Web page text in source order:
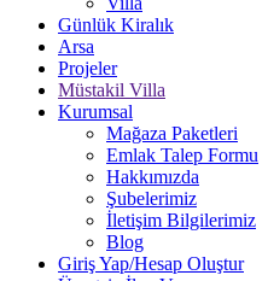
Günlük Kiralık
Arsa
Projeler
Müstakil Villa
Kurumsal
Mağaza Paketleri
Emlak Talep Formu
Hakkımızda
Şubelerimiz
İletişim Bilgilerimiz
Blog
Giriş Yap/Hesap Oluştur